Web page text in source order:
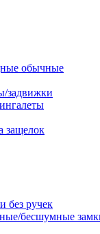
обычные
задвижки
защелок
без ручек
бесшумные